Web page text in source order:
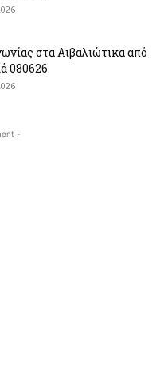
στα Αιβαλιώτικα από
080626
-